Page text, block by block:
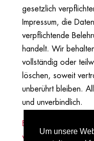
gesetzlich
Impressum, die
verpflichtende
handelt. Wir
vollständig oder
löschen, soweit
unberührt bleiben.
und unverbindlich.
Erstellt mit
von Dr. Thomas
Um unsere